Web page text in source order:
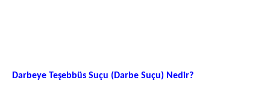
Darbeye Teşebbüs Suçu (Darbe Suçu) Nedir?